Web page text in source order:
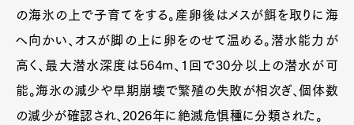
の海氷の上で子育てをする。産卵後はメスが餌を取りに海
へ向かい、オスが脚の上に卵をのせて温める。潜水能力が
高く、最大潜水深度は564m、1回で30分以上の潜水が可
能。海氷の減少や早期崩壊で繁殖の失敗が相次ぎ、個体数
の減少が確認され、2026年に絶滅危惧種に分類された。